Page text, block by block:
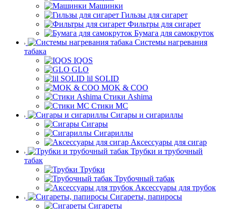
Машинки
Гильзы для сигарет
Фильтры для сигарет
Бумага для самокруток
Системы нагревания
табака
IQOS
GLO
lil SOLID
MOK & COO
Стики Ashima
Стики MC
Сигары и сигариллы
Сигары
Сигариллы
Аксессуары для сигар
Трубки и трубочный
табак
Трубки
Трубочный табак
Аксессуары для трубок
Сигареты, папиросы
Сигареты